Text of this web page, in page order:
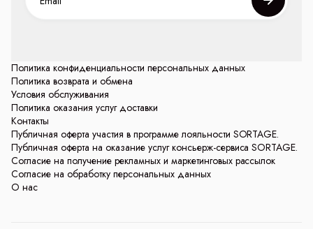
Политика конфиденциальности персональных данных
Политика возврата и обмена
Условия обслуживания
Политика оказания услуг доставки
Контакты
Публичная оферта участия в программе лояльности SORTAGE.
Публичная оферта на оказание услуг консьерж-сервиса SORTAGE.
Согласие на получение рекламных и маркетинговых рассылок
Согласие на обработку персональных данных
О нас